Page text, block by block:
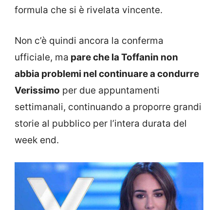
formula che si è rivelata vincente.
Non c’è quindi ancora la conferma
ufficiale, ma pare che la Toffanin non
abbia problemi nel continuare a condurre
Verissimo per due appuntamenti
settimanali, continuando a proporre grandi
storie al pubblico per l’intera durata del
week end.